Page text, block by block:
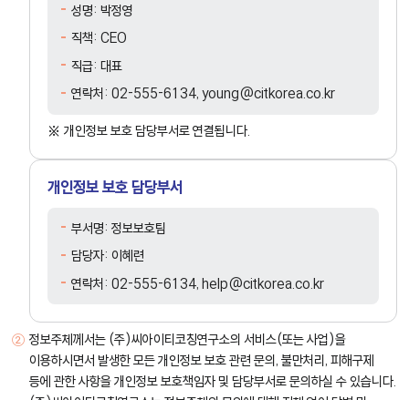
성명: 박정영
직책: CEO
직급: 대표
연락처: 02-555-6134, young@citkorea.co.kr
개인정보 보호 담당부서로 연결됩니다.
개인정보 보호 담당부서
부서명: 정보보호팀
담당자: 이혜련
연락처: 02-555-6134, help@citkorea.co.kr
정보주체께서는 (주)씨아이티코칭연구소의 서비스(또는 사업)을
이용하시면서 발생한 모든 개인정보 보호 관련 문의, 불만처리, 피해구제
등에 관한 사항을 개인정보 보호책임자 및 담당부서로 문의하실 수 있습니다.